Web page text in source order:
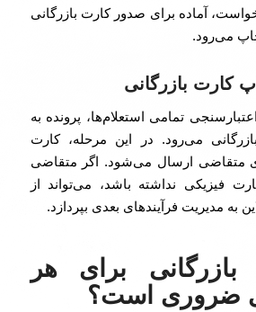
آماده برای صدور کارت بازرگانی
می‌رود.
کارت بازرگانی
تمامی استعلام‌ها، پرونده به
می‌رود. در این مرحله، کارت
متقاضی ارسال می‌شود. اگر متقاضی
فیزیکی نداشته باشد، می‌تواند از
به مدیریت فرآیندهای بعدی بپردازد.
برای هر
ضروری است؟